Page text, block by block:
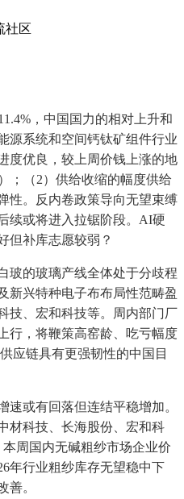
社区
，中国国力的相对上升和
源系统和空间钙钛矿组件行业
度优良，较上周价钱上涨的地
；（2）供给收缩的幅度供给
性。反内卷政策导向无望束缚
续或将进入拉锯阶段。AI硬
但补库志愿较弱？
的玻璃产线全体处于分歧程
新兴特种电子布布局性范畴盈
技、宏和科技等。周内部门厂
行，将鞭策高窑龄、吃亏幅度
应链具有更强韧性的中国目
或有回落但连结平稳增加。
材科技、长海股份、宏和科
周国内无碱粗纱市场企业价
年行业粗纱库存无望稳中下
善。